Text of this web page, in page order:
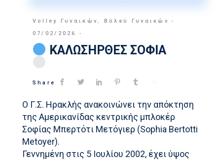
Volley Γυναικών, Βόλεϋ Γυναικών
07/02/2026
ΚΑΛΩΣΗΡΘΕΣ ΣΟΦΙΑ
Share
Ο Γ.Σ. Ηρακλής ανακοινώνει την απόκτηση
της Αμερικανίδας κεντρικής μπλοκέρ
Σοφίας Μπερτότι Μετόγιερ (Sophia Bertotti
Metoyer).
Γεννημένη στις 5 Ιουλίου 2002, έχει ύψος